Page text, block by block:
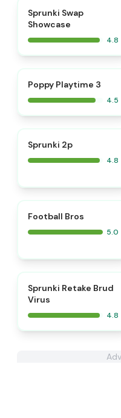
Sprunki Swap
Showcase
4.8
Poppy Playtime 3
4.5
Sprunki 2p
4.8
Football Bros
5.0
⭐
Sprunki Retake Brud
Virus
4.8